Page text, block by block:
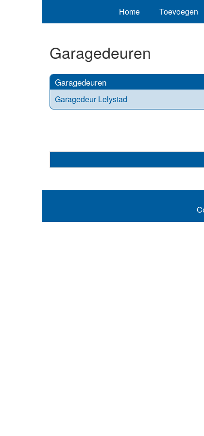
Home Toevoegen
Garagedeuren
Garagedeuren
Garagedeur Lelystad